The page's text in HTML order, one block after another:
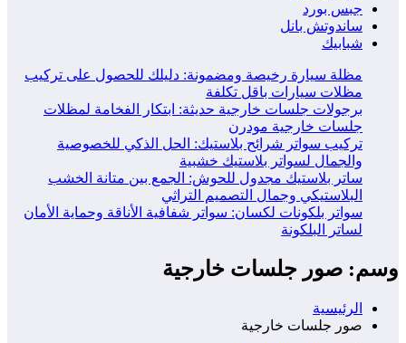
جبس بورد
ساندوتش بانل
شبابيك
مظلة سيارة رخيصة ومضمونة: دليلك للحصول على تركيب
مظلات سيارات باقل تكلفة
برجولات جلسات خارجية حديثة: ابتكار الفخامة لمظلات
جلسات خارجية مودرن
تركيب سواتر شرائح بلاستيك: الحل الذكي للخصوصية
والجمال لسواتر بلاستيك خشبية
ساتر بلاستيك مجدول للحوش: الجمع بين متانة الخشب
البلاستيكي وجمال التصميم التراثي
سواتر بلكونات لكسان: سواتر شفافية الأناقة وحماية الأمان
لساتر البلكونة
وسم: صور جلسات خارجية
الرئيسية
صور جلسات خارجية